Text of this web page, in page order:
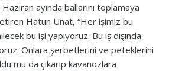
ayında ballarını toplamaya
Hatun Unat, “Her işimiz bu
bu işi yapıyoruz. Bu iş dışında
Onlara şerbetlerini ve peteklerini
mu da çıkarıp kavanozlara